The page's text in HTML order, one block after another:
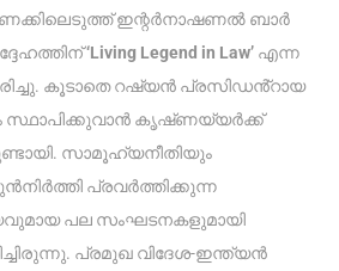
ഇന്റർനാഷണൽ ബാർ
‘Living Legend in Law’ എന്ന
കൂടാതെ റഷ്യൻ പ്രസിഡൻ്റായ
സ്ഥാപിക്കുവാൻ കൃഷ്‌ണയ്യർക്ക്
സാമൂഹ്യനീതിയും
പ്രവർത്തിക്കുന്ന
പല സംഘടനകളുമായി
പ്രമുഖ വിദേശ-ഇന്ത്യൻ